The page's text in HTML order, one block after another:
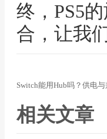
终，PS5
合，让我
Switch能用Hub吗？供电
相关文章